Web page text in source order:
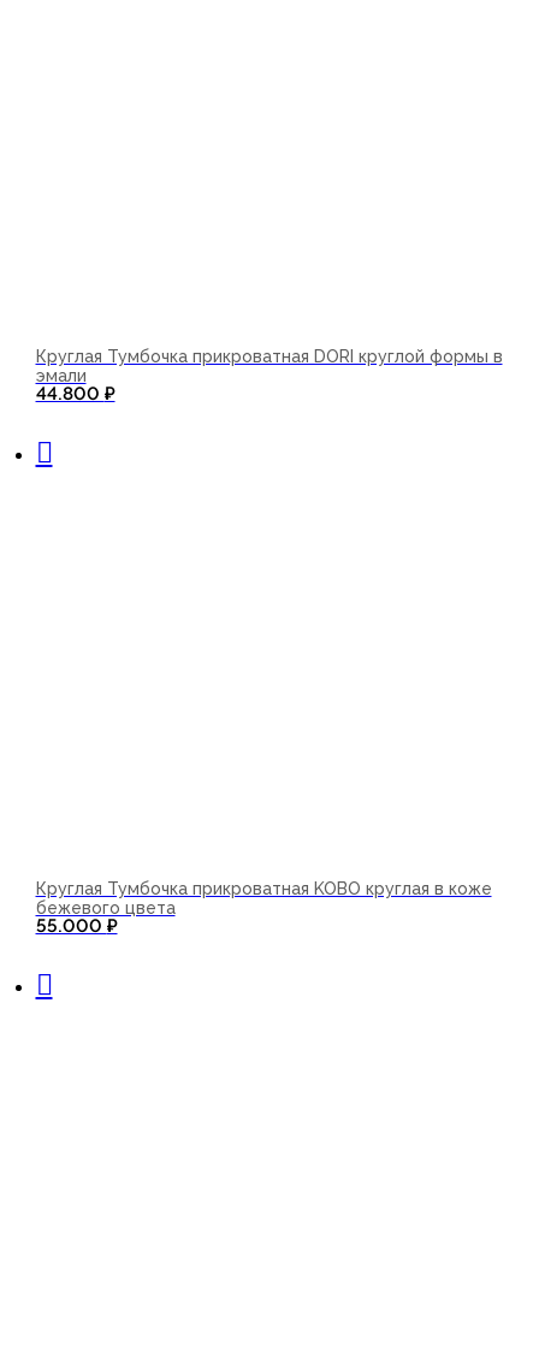
Круглая Тумбочка прикроватная DORI круглой формы в
эмали
44.800 ₽
Круглая Тумбочка прикроватная KOBO круглая в коже
бежевого цвета
55.000 ₽